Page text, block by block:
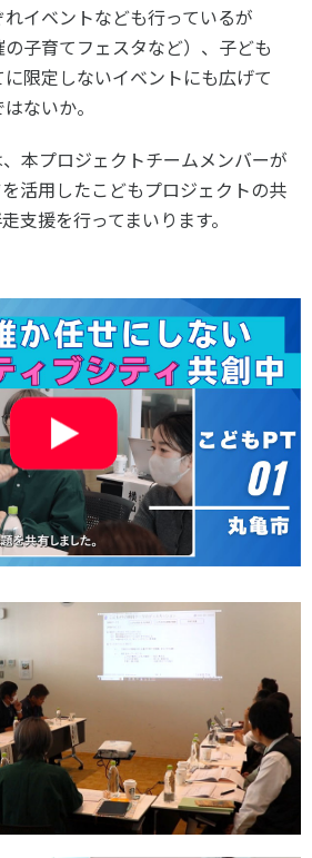
イベントなども行っているが
の子育てフェスタなど）、子ども
限定しないイベントにも広げて
ないか。
本プロジェクトチームメンバーが
活用したこどもプロジェクトの共
支援を行ってまいります。